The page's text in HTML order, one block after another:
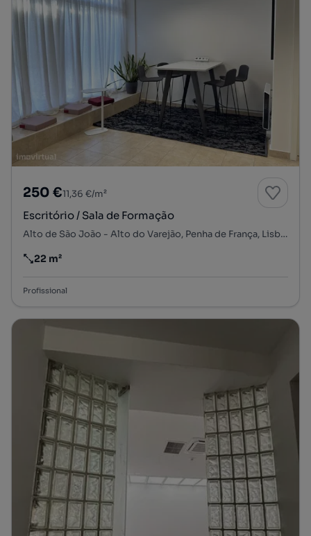
250 €11,36 €/m²
Escritório / Sala de Formação
Alto de São João - Alto do Varejão, Penha de França, Lisboa, Lisboa
Preço por metro quadrado
22 m²
Profissional